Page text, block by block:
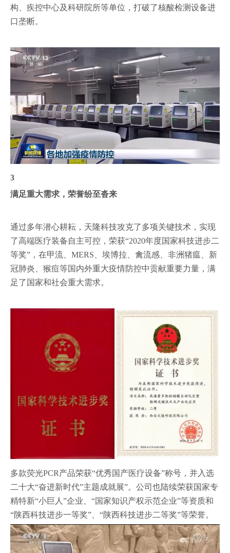
构、疾控中心及科研院所等单位，打破了核酸检测设备进
口垄断。
3
满足重大需求，荣誉纷至沓来
通过多年潜心耕耘，天隆科技攻克了多项关键技术，实现
了高端医疗装备自主可控，荣获“2020年度国家科技进步二
等奖”，在甲流、MERS、埃博拉、禽流感、非洲猪瘟、新
冠肺炎、猴痘等国内外重大疫情防控中贡献重要力量，满
足了国家和社会重大需求。
多款荧光PCR产品荣获“优秀国产医疗设备”称号，并入选
二十大“奋进新时代”主题成就展”。公司也陆续荣获国家专
精特新“小巨人”企业、“国家知识产权示范企业”等资质和
“陕西科技进步一等奖”、“陕西科技进步二等奖”等荣誉。